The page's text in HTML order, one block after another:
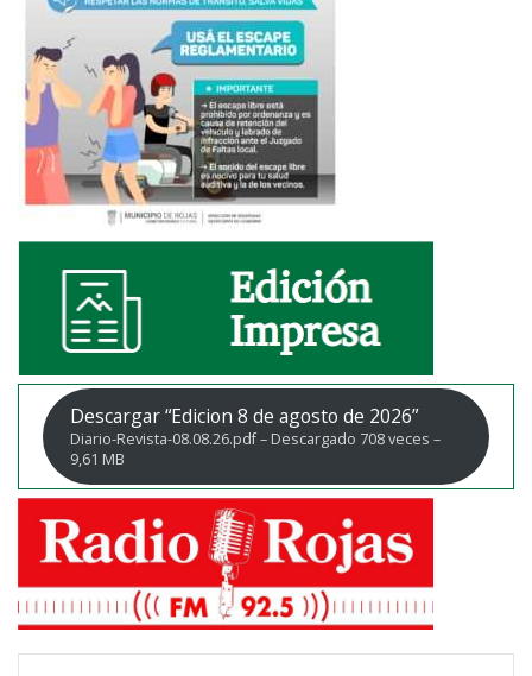
Descargar “Edicion 8 de agosto de 2026”
Diario-Revista-08.08.26.pdf – Descargado 708 veces –
9,61 MB